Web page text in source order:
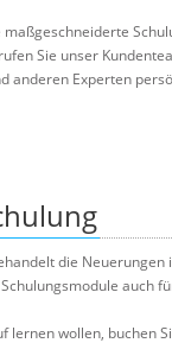
Sie unser
anderen Experten
die
auch
lernen wollen, buchen